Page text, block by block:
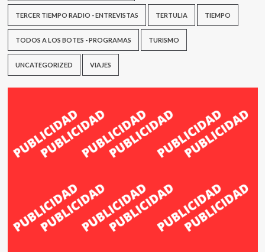
TERCER TIEMPO RADIO - ENTREVISTAS TERTULIA TIEMPO
TODOS A LOS BOTES - PROGRAMAS TURISMO
UNCATEGORIZED VIAJES